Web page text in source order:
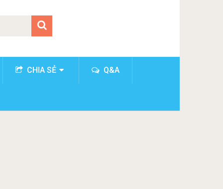
CHIA SẺ Q&A